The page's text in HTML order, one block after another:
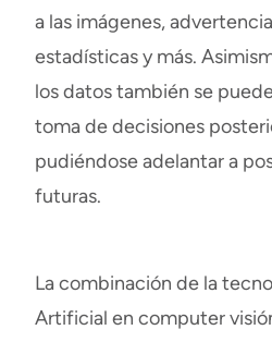
a las imágenes,
estadísticas y más.
los datos también se
toma de decisiones
pudiéndose adelantar a
futuras.
La combinación de la
Artificial en computer